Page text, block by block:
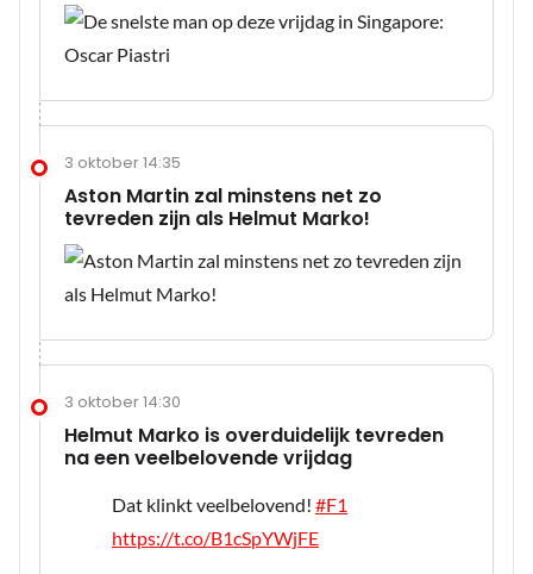
3 oktober 14:35
Aston Martin zal minstens net zo
tevreden zijn als Helmut Marko!
3 oktober 14:30
Helmut Marko is overduidelijk tevreden
na een veelbelovende vrijdag
Dat klinkt veelbelovend! #F1
https://t.co/B1cSpYWjFE